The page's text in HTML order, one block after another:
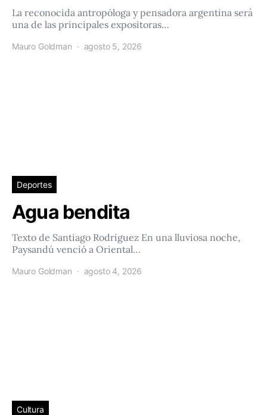
La reconocida antropóloga y pensadora argentina será
una de las principales expositoras…
Mauro Goldman agosto 5, 2026
Deportes
Agua bendita
Texto de Santiago Rodríguez En una lluviosa noche,
Paysandú venció a Oriental…
Mauro Goldman agosto 4, 2026
Cultura